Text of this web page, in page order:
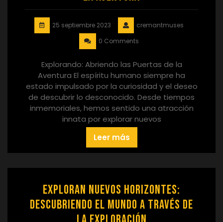
25 septiembre 2023
cremantmuses
0 Comments
Explorando: Abriendo las Puertas de la
Aventura El espíritu humano siempre ha
estado impulsado por la curiosidad y el deseo
de descubrir lo desconocido. Desde tiempos
inmemoriales, hemos sentido una atracción
innata por explorar nuevos
Leer más
Exploran nuevos horizontes:
Descubriendo el mundo a través de